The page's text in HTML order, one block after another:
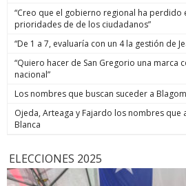
“Creo que el gobierno regional ha perdido
prioridades de de los ciudadanos”
“De 1 a 7, evaluaría con un 4 la gestión de
“Quiero hacer de San Gregorio una marca
nacional”
Los nombres que buscan suceder a
Ojeda, Arteaga y Fajardo los nombres que
Blanca
ELECCIONES 2025